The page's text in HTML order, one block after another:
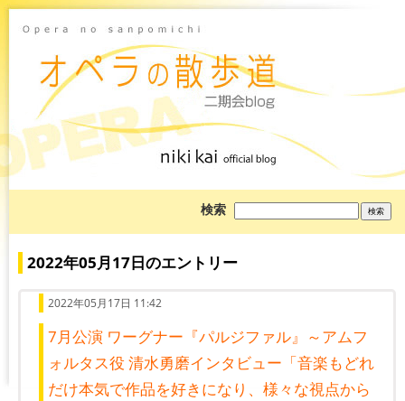
検索
を
索:
2022年05月17日のエントリー
2022年05月17日 11:42
7月公演 ワーグナー『パルジファル』～アムフ
ォルタス役 清水勇磨インタビュー「音楽もどれ
だけ本気で作品を好きになり、様々な視点から